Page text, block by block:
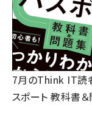
7月のThink IT読
スポート 教科書＆